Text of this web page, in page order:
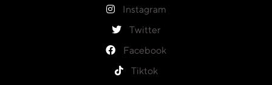
Instagram
Twitter
Facebook
Tiktok